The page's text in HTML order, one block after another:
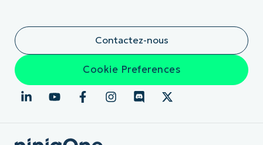
Contactez-nous
Cookie Preferences